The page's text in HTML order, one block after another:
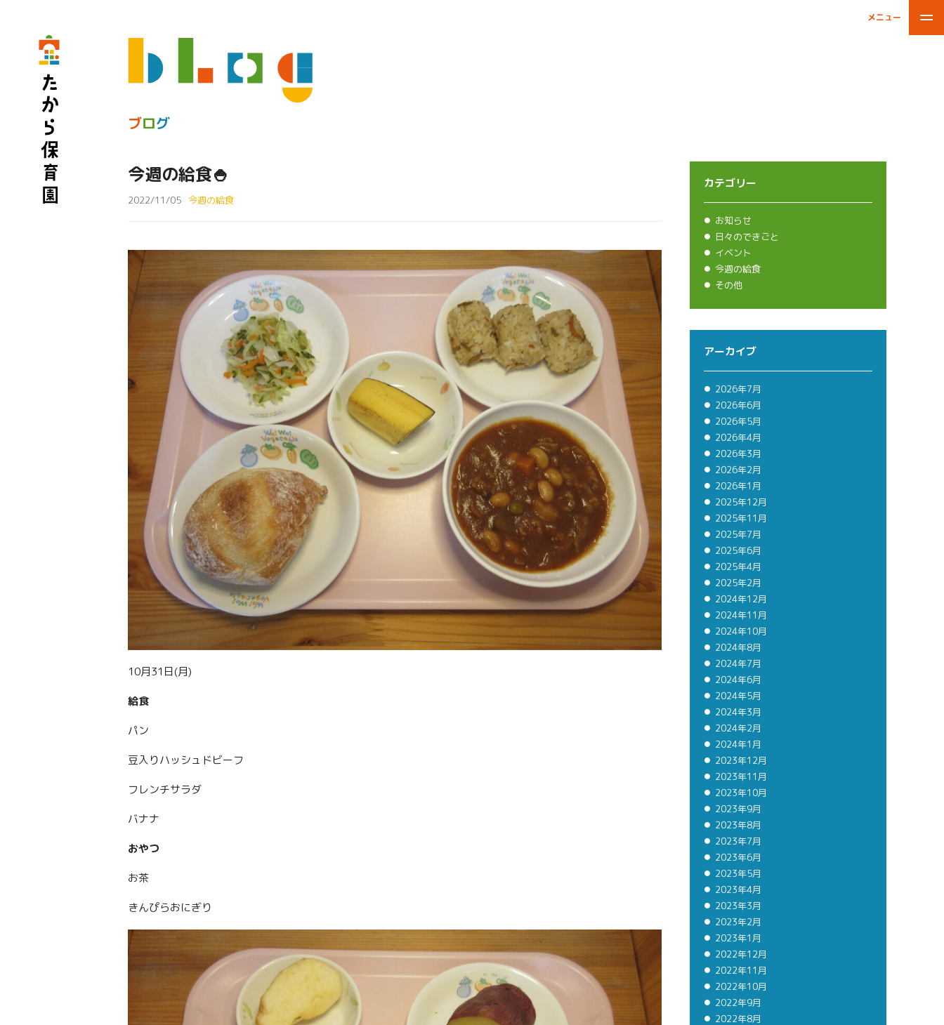
メニュー
ブログ
今週の給食🍚
2022/11/05 今週の給食
10月31日(月)
給食
パン
豆入りハッシュドビーフ
フレンチサラダ
バナナ
おやつ
お茶
きんぴらおにぎり
カテゴリー
お知らせ
日々のできごと
イベント
今週の給食
その他
アーカイブ
2026年7月
2026年6月
2026年5月
2026年4月
2026年3月
2026年2月
2026年1月
2025年12月
2025年11月
2025年7月
2025年6月
2025年4月
2025年2月
2024年12月
2024年11月
2024年10月
2024年8月
2024年7月
2024年6月
2024年5月
2024年3月
2024年2月
2024年1月
2023年12月
2023年11月
2023年10月
2023年9月
2023年8月
2023年7月
2023年6月
2023年5月
2023年4月
2023年3月
2023年2月
2023年1月
2022年12月
2022年11月
2022年10月
2022年9月
2022年8月